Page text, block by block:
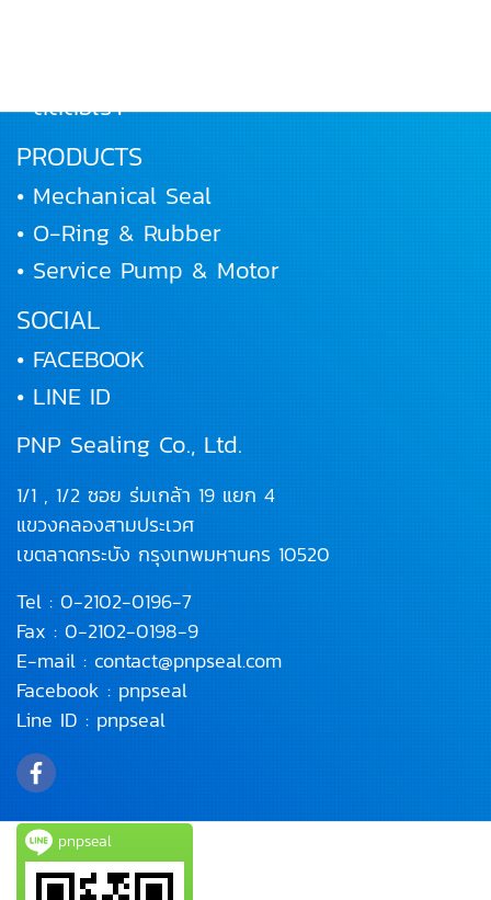
• ติดต่อเรา
PRODUCTS
• Mechanical Seal
• O-Ring & Rubber
• Service Pump & Motor
SOCIAL
• FACEBOOK
• LINE ID
PNP Sealing Co., Ltd.
1/1 , 1/2 ซอย ร่มเกล้า 19 แยก 4
แขวงคลองสามประเวศ
เขตลาดกระบัง กรุงเทพมหานคร 10520
Tel : 0-2102-0196-7
Fax : 0-2102-0198-9
E-mail : contact@pnpseal.com
Facebook : pnpseal
Line ID : pnpseal
pnpseal